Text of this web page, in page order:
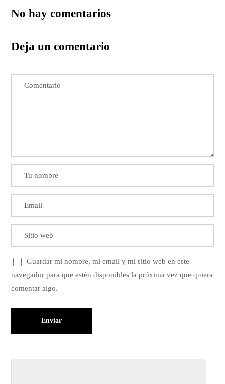
No hay comentarios
Deja un comentario
Guardar mi nombre, mi email y mi sitio web en este
navegador para que estén disponibles la próxima vez que quiera
comentar algo.